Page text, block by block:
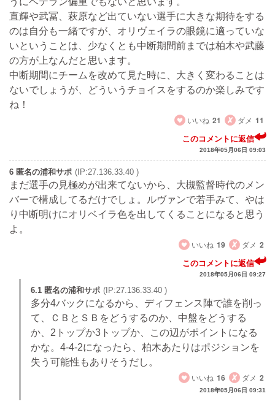
直輝や武冨、萩原など出ていない選手に大きな期待をする
のは自分も一緒ですが、オリヴェイラの眼鏡に適っていな
いということは、少なくとも中断期間前までは柏木や武藤
の方が上なんだと思います。
中断期間にチームを改めて見た時に、大きく変わることは
ないでしょうが、どういうチョイスをするのか楽しみです
ね！
いいね 21 ダメ 11
このコメントに返信
2018年05月06日 09:03
6 匿名の浦和サポ (IP:27.136.33.40 )
まだ選手の見極めが出来てないから、大槻監督時代のメン
バーで構成してるだけでしょ。ルヴァンで若手みて、やは
り中断明けにオリベイラ色を出してくることになると思う
よ。
いいね 19 ダメ 2
このコメントに返信
2018年05月06日 09:27
6.1 匿名の浦和サポ (IP:27.136.33.40 )
多分4バックになるから、ディフェンス陣で誰を削っ
て、ＣＢとＳＢをどうするのか、中盤をどうする
か、2トップか3トップか、この辺がポイントになる
かな。4-4-2になったら、柏木あたりはポジションを
失う可能性もありそうだし。
いいね 16 ダメ 2
2018年05月06日 09:31